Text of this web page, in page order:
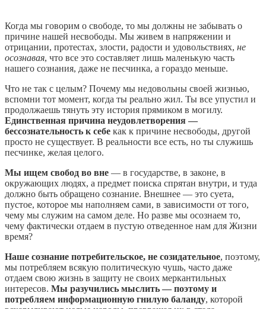
Когда мы говорим о свободе, то мы должны не забывать о
причине нашей несвободы. Мы живем в напряжении и
отрицании, протестах, злости, радости и удовольствиях, не
осознавая, что все это составляет лишь маленькую часть
нашего сознания, даже не песчинка, а гораздо меньше.
Что не так с целым? Почему мы недовольны своей жизнью,
вспомни тот момент, когда ты реально жил. Ты все упустил и
продолжаешь тянуть эту история прямиком в могилу.
Единственная причина неудовлетворения —
бессознательность к себе как к причине несвободы, другой
просто не существует. В реальности все есть, но ты служишь
песчинке, желая целого.
Мы ищем свобод во вне — в государстве, в законе, в
окружающих людях, а предмет поиска спрятан внутри, и туда
должно быть обращено сознание. Внешнее — это суета,
пустое, которое мы наполняем сами, в зависимости от того,
чему мы служим на самом деле. Но разве мы осознаем то,
чему фактически отдаем в пустую отведенное нам для Жизни
время?
Наше сознание потребительское, не созидательное, поэтому,
мы потребляем всякую политическую чушь, часто даже
отдаем свою жизнь в защиту не своих меркантильных
интересов. Мы разучились мыслить — поэтому и
потребляем информационную гнилую баланду, которой